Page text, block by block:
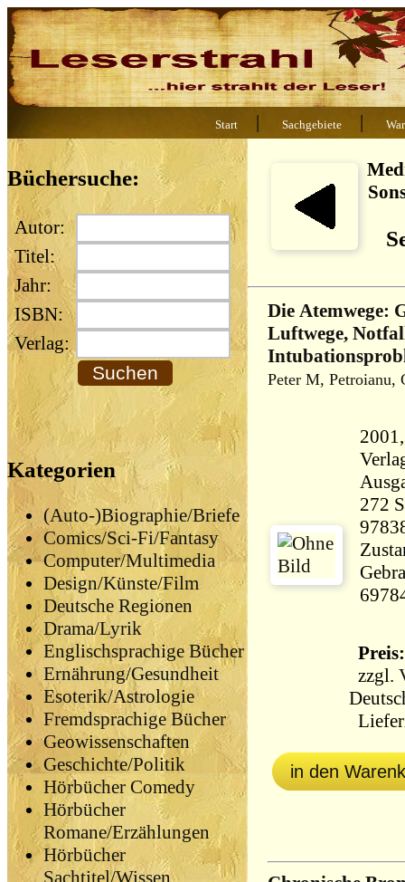
Start| Sachgebiete|
Büchersuche:
Autor:
Titel:
Jahr:
ISBN:
Verlag:
Kategorien
(Auto-)Biographie/Briefe
Comics/Sci-Fi/Fantasy
Computer/Multimedia
Design/Künste/Film
Deutsche Regionen
Drama/Lyrik
Englischsprachige Bücher
Ernährung/Gesundheit
Esoterik/Astrologie
Fremdsprachige Bücher
Geowissenschaften
Geschichte/Politik
Hörbücher Comedy
Hörbücher
Romane/Erzählungen
Hörbücher
Die Atemwege:
Luftwege,
Peter M, Petroianu,
272 Seiten
zzgl.
in den